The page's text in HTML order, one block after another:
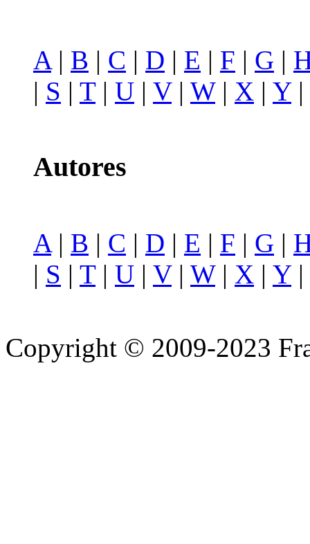
A | B | C | D | E | F | G |
| S | T| U | V| W| X | Y|
Autores
A| B | C | D | E | F | G |
| S | T| U | V| W| X | Y|
Copyright © 2009-2023